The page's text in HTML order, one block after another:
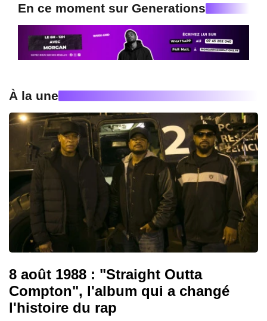
En ce moment sur Generations
À la une
8 août 1988 : "Straight Outta
Compton", l'album qui a changé
l'histoire du rap